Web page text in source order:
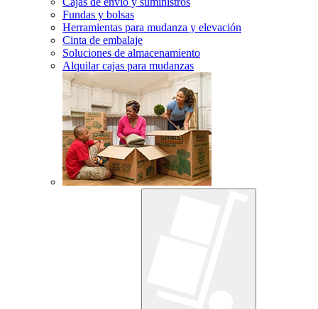
Fundas y bolsas
Herramientas para mudanza y elevación
Cinta de embalaje
Soluciones de almacenamiento
Alquilar cajas para mudanzas